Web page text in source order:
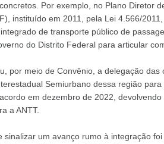
Por exemplo, no Plano Diretor
instituído em 2011, pela Lei 4.566/
de transporte público de
do Distrito Federal para articular
por meio de Convênio, a delegação
Semiurbano dessa região
em dezembro de 2022,
a ANTT.
sinalizar um avanço rumo à integração